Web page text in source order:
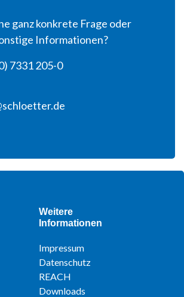
ganz konkrete Frage oder
Informationen?
7331 205-0
Weitere
Informationen
Impressum
Datenschutz
REACH
Downloads